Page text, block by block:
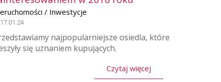
/ Inwestycje
najpopularniejsze osiedla, które
się uznaniem kupujących.
Czytaj więcej